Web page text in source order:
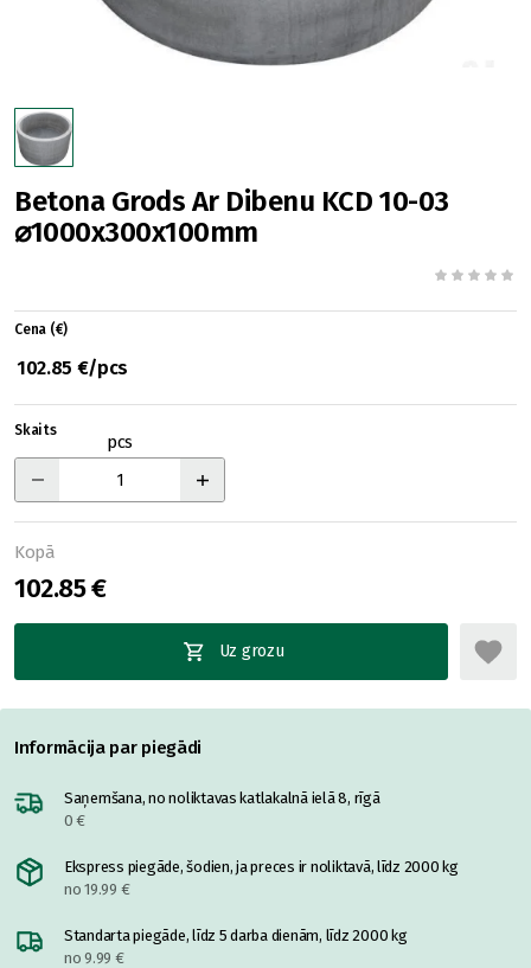
Betona Grods Ar Dibenu KCD 10-03
⌀1000x300x100mm
Cena (€)
102.85 €/pcs
Skaits
pcs
Kopā
102.85 €
Uz grozu
Informācija par piegādi
Saņemšana, no noliktavas katlakalnā ielā 8, rīgā
0 €
Ekspress piegāde, šodien, ja preces ir noliktavā, līdz 2000 kg
no 19.99 €
Standarta piegāde, līdz 5 darba dienām, līdz 2000 kg
no 9.99 €